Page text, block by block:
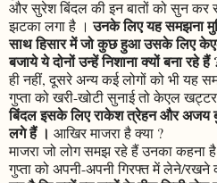
और सुरेश बिंदल की इन बातों को सुन कर
झटका लगा है ।उनके लिए यह समझना
साथ हिसार में जो कुछ हुआ उसके लिए
बजाये ये दोनों उन्हें निशाना क्यों बना रहे
ही नहीं, दूसरे अन्य कई लोगों को भी यह
गुप्ता को खरी-खोटी सुनाई तो केएल
बिंदल इसके लिए राकेश त्रेहन और अजय
लगे हैं । आखिर माजरा है क्या ?
माजरा जो लोग समझ रहे हैं उनका
गुप्ता को अपनी-अपनी गिरफ्त में लेने/